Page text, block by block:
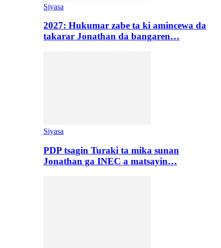
Siyasa
2027: Hukumar zabe ta ki amincewa da
takarar Jonathan da bangaren…
Siyasa
PDP tsagin Turaki ta mika sunan
Jonathan ga INEC a matsayin…